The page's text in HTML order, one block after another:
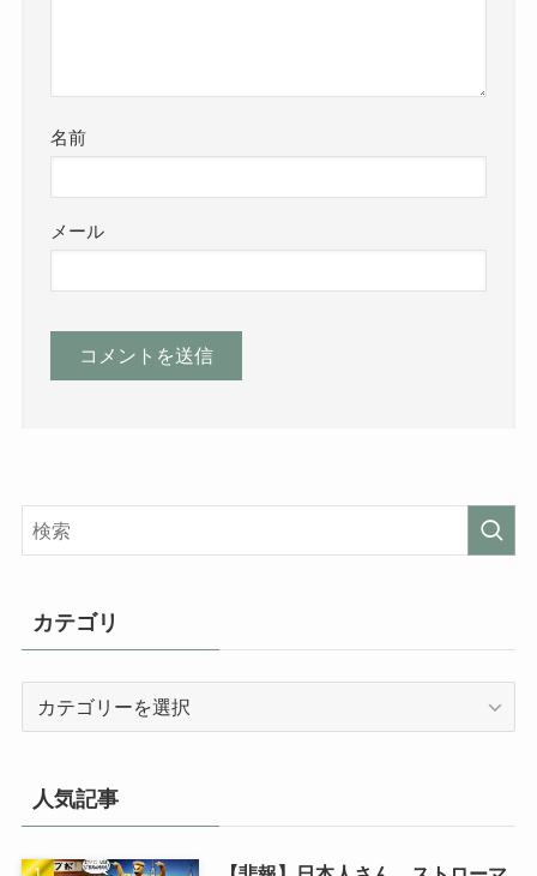
名前
メール
カテゴリ
人気記事